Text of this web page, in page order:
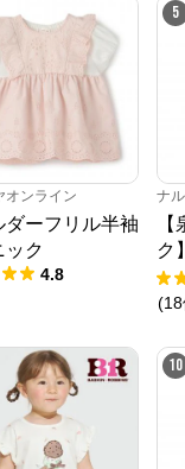
オンライン
ダーフリル半袖
ック
4.8
5
ナ
ク
キ
(18
10
ティマイ
いただけま